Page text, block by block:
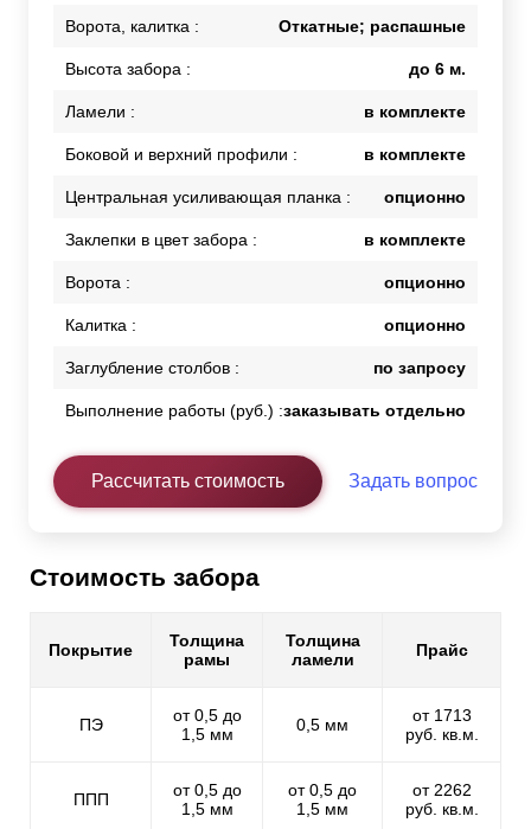
Ворота, калитка : Откатные; распашные
Высота забора : до 6 м.
Ламели : в комплекте
Боковой и верхний профили : в комплекте
Центральная усиливающая планка : опционно
Заклепки в цвет забора : в комплекте
Ворота : опционно
Калитка : опционно
Заглубление столбов : по запросу
Выполнение работы (руб.) :заказывать отдельно
Рассчитать стоимость Задать вопрос
Стоимость забора
Покрытие
Толщина
рамы
Толщина
ламели
Прайс
ПЭ
от 0,5 до
1,5 мм
0,5 мм
от 1713
руб. кв.м.
ППП
от 0,5 до
1,5 мм
от 0,5 до
1,5 мм
от 2262
руб. кв.м.